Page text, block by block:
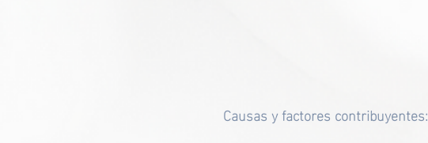
Causas y factores contribuyentes: